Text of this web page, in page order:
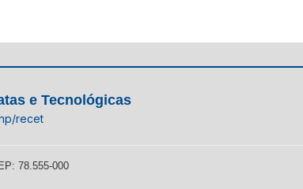
e Tecnológicas
recet
78.555-000